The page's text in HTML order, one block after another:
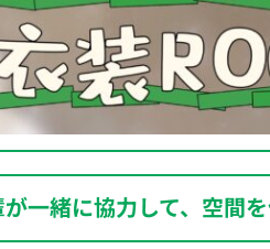
一緒に協力して、空間